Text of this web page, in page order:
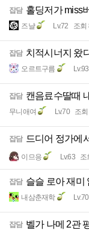
잡담 홀딩저가 miss
즈냘 Lv.72 조회
잡담 치적시너지 왔
오르트구름 Lv.93
잡담 캔음료수딸때
무니애여 Lv.70 조
잡담 드디어 정가에
이므응 Lv.63 조
잡담 슬슬 로아 재미
내삼춘재학 Lv.70
잡담 벨가 나메 2관